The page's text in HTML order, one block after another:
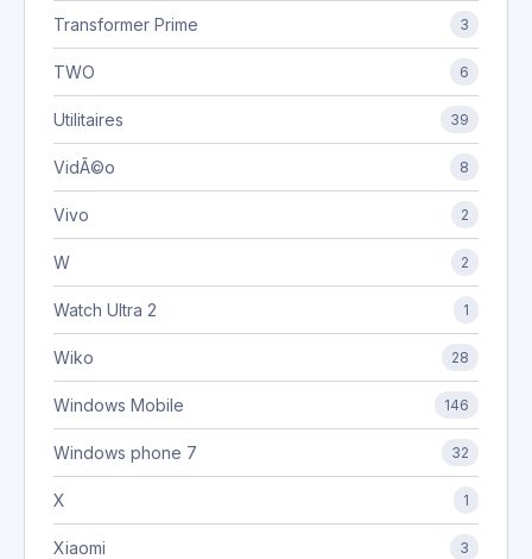
Transformer Prime 3
TWO 6
Utilitaires 39
VidÃ©o 8
Vivo 2
W 2
Watch Ultra 2 1
Wiko 28
Windows Mobile 146
Windows phone 7 32
X 1
Xiaomi 3